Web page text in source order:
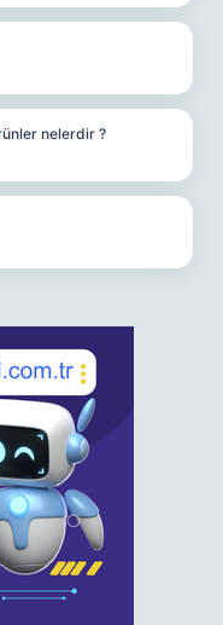
nelerdir ?